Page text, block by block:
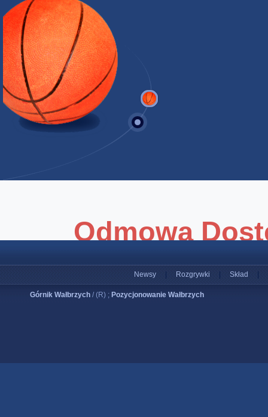
Newsy Rozgrywki Skład
Górnik Wałbrzych / (R) ; Pozycjonowanie Wałbrzych